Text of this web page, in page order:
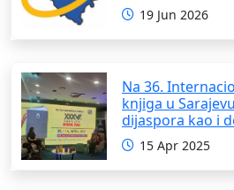
19 Jun 2026
Na 36.
knjiga u
dijaspora kao i
umjetnici
15 Apr 2025